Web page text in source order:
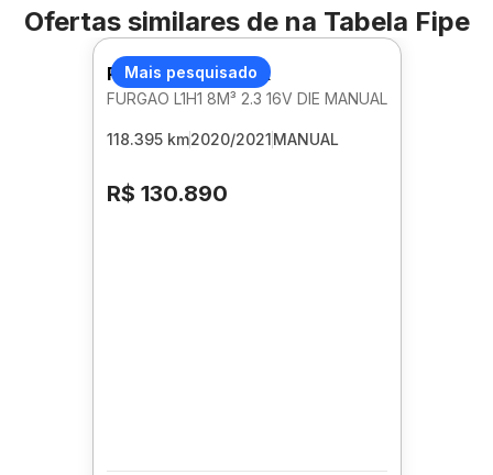
Ofertas similares de na Tabela Fipe
Mais pesquisado
RENAULT MASTER
FURGAO L1H1 8M³ 2.3 16V DIE MANUAL
118.395 km2020/2021MANUAL
R$ 130.890